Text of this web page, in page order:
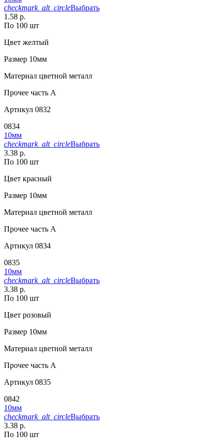
checkmark_alt_circleВыбрать
1.58 р.
По 100 шт
Цвет желтый
Размер 10мм
Материал цветной металл
Прочее часть A
Артикул 0832
0834
10мм
checkmark_alt_circleВыбрать
3.38 р.
По 100 шт
Цвет красный
Размер 10мм
Материал цветной металл
Прочее часть A
Артикул 0834
0835
10мм
checkmark_alt_circleВыбрать
3.38 р.
По 100 шт
Цвет розовый
Размер 10мм
Материал цветной металл
Прочее часть A
Артикул 0835
0842
10мм
checkmark_alt_circleВыбрать
3.38 р.
По 100 шт